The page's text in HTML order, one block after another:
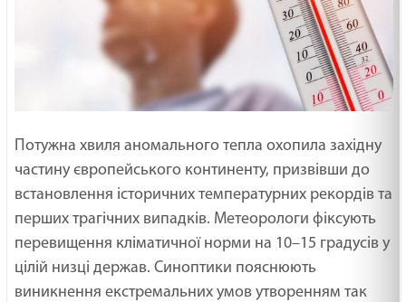
Потужна хвиля аномального тепла охопила західну
частину європейського континенту, призвівши до
встановлення історичних температурних рекордів та
перших трагічних випадків. Метеорологи фіксують
перевищення кліматичної норми на 10–15 градусів у
цілій низці держав. Синоптики пояснюють
виникнення екстремальних умов утворенням так